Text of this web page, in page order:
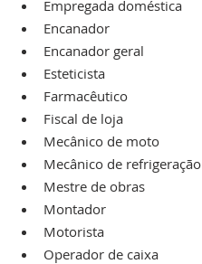
Empregada doméstica
Encanador
Encanador geral
Esteticista
Farmacêutico
Fiscal de loja
Mecânico de moto
Mecânico de refrigeração
Mestre de obras
Montador
Motorista
Operador de caixa